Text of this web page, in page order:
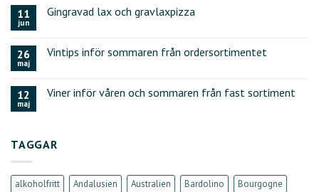
11
jun
Gingravad lax och gravlaxpizza
26
maj
Vintips inför sommaren från ordersortimentet
12
maj
Viner inför våren och sommaren från fast sortiment
TAGGAR
alkoholfritt Andalusien Australien Bardolino
Bourgogne